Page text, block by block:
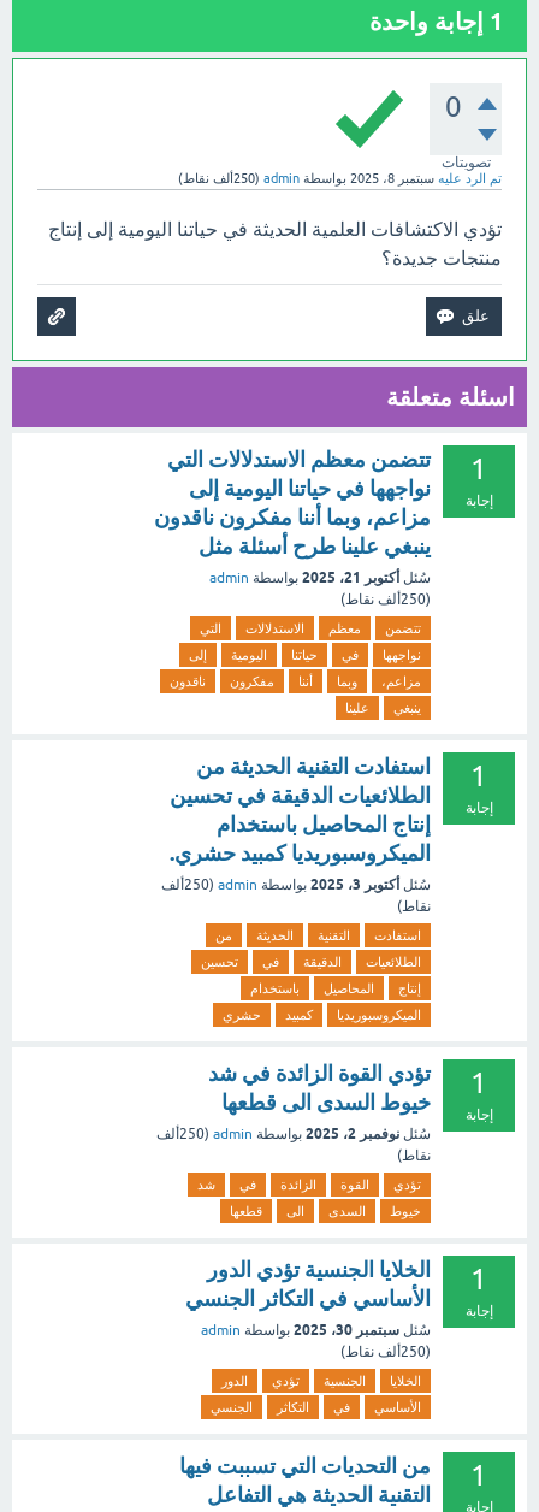
1 إجابة واحدة
0
تصويتات
تم الرد عليه سبتمبر 8، 2025 بواسطة admin
(250ألف نقاط)
تؤدي الاكتشافات العلمية الحديثة في حياتنا اليومية إلى إنتاج
منتجات جديدة؟
اسئلة متعلقة
1
إجابة
تتضمن معظم الاستدلالات التي
نواجهها في حياتنا اليومية إلى
مزاعم، وبما أننا مفكرون ناقدون
ينبغي علينا طرح أسئلة مثل
سُئل أكتوبر 21، 2025 بواسطة admin
(250ألف نقاط)
تتضمن معظم الاستدلالات
التي
نواجهها
في حياتنا اليومية
إلى
مزاعم،
وبما أننا مفكرون
ناقدون
ينبغي
علينا
1
إجابة
استفادت التقنية الحديثة من
الطلائعيات الدقيقة في تحسين
إنتاج المحاصيل باستخدام
الميكروسبوريديا كمبيد حشري.
سُئل أكتوبر 3، 2025 بواسطة admin
(250ألف
نقاط)
استفادت التقنية الحديثة
من
الطلائعيات
الدقيقة في
تحسين
إنتاج
المحاصيل
باستخدام
الميكروسبوريديا
كمبيد حشري
1
إجابة
تؤدي القوة الزائدة في شد
خيوط السدى الى قطعها
سُئل نوفمبر 2، 2025 بواسطة admin
(250ألف
نقاط)
تؤدي القوة الزائدة في
شد
خيوط
السدى الى قطعها
1
إجابة
الخلايا الجنسية تؤدي الدور
الأساسي في التكاثر الجنسي
سُئل سبتمبر 30، 2025 بواسطة admin
(250ألف نقاط)
الخلايا الجنسية تؤدي
الدور
الأساسي
في التكاثر الجنسي
1
إجابة
من التحديات التي تسببت فيها
التقنية الحديثة هي التفاعل